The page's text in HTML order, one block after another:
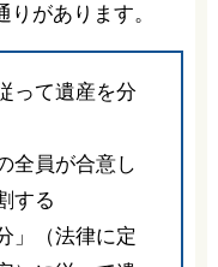
があります。
って遺産を分
全員が合意し
する
」（法律に定